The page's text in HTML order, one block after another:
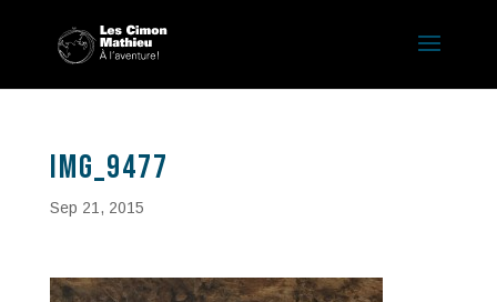
IMG_9477
Sep 21, 2015